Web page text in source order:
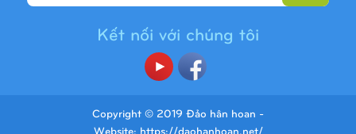
Cầu trượt liên hoàn 9H1225
Kết nối với chúng tôi
Copyright © 2019 Đảo hân hoan -
Website: https://daohanhoan.net/